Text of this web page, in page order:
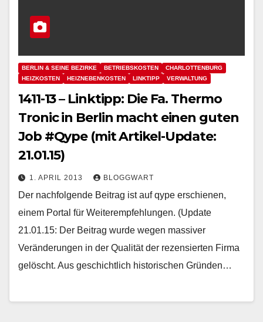
BERLIN & SEINE BEZIRKE BETRIEBSKOSTEN
CHARLOTTENBURG
HEIZKOSTEN
HEIZNEBENKOSTEN LINKTIPP VERWALTUNG
1411-13 – Linktipp: Die Fa. Thermo
Tronic in Berlin macht einen guten
Job #Qype (mit Artikel-Update:
21.01.15)
1. APRIL 2013 BLOGGWART
Der nachfolgende Beitrag ist auf qype erschienen,
einem Portal für Weiterempfehlungen. (Update
21.01.15: Der Beitrag wurde wegen massiver
Veränderungen in der Qualität der rezensierten Firma
gelöscht. Aus geschichtlich historischen Gründen…